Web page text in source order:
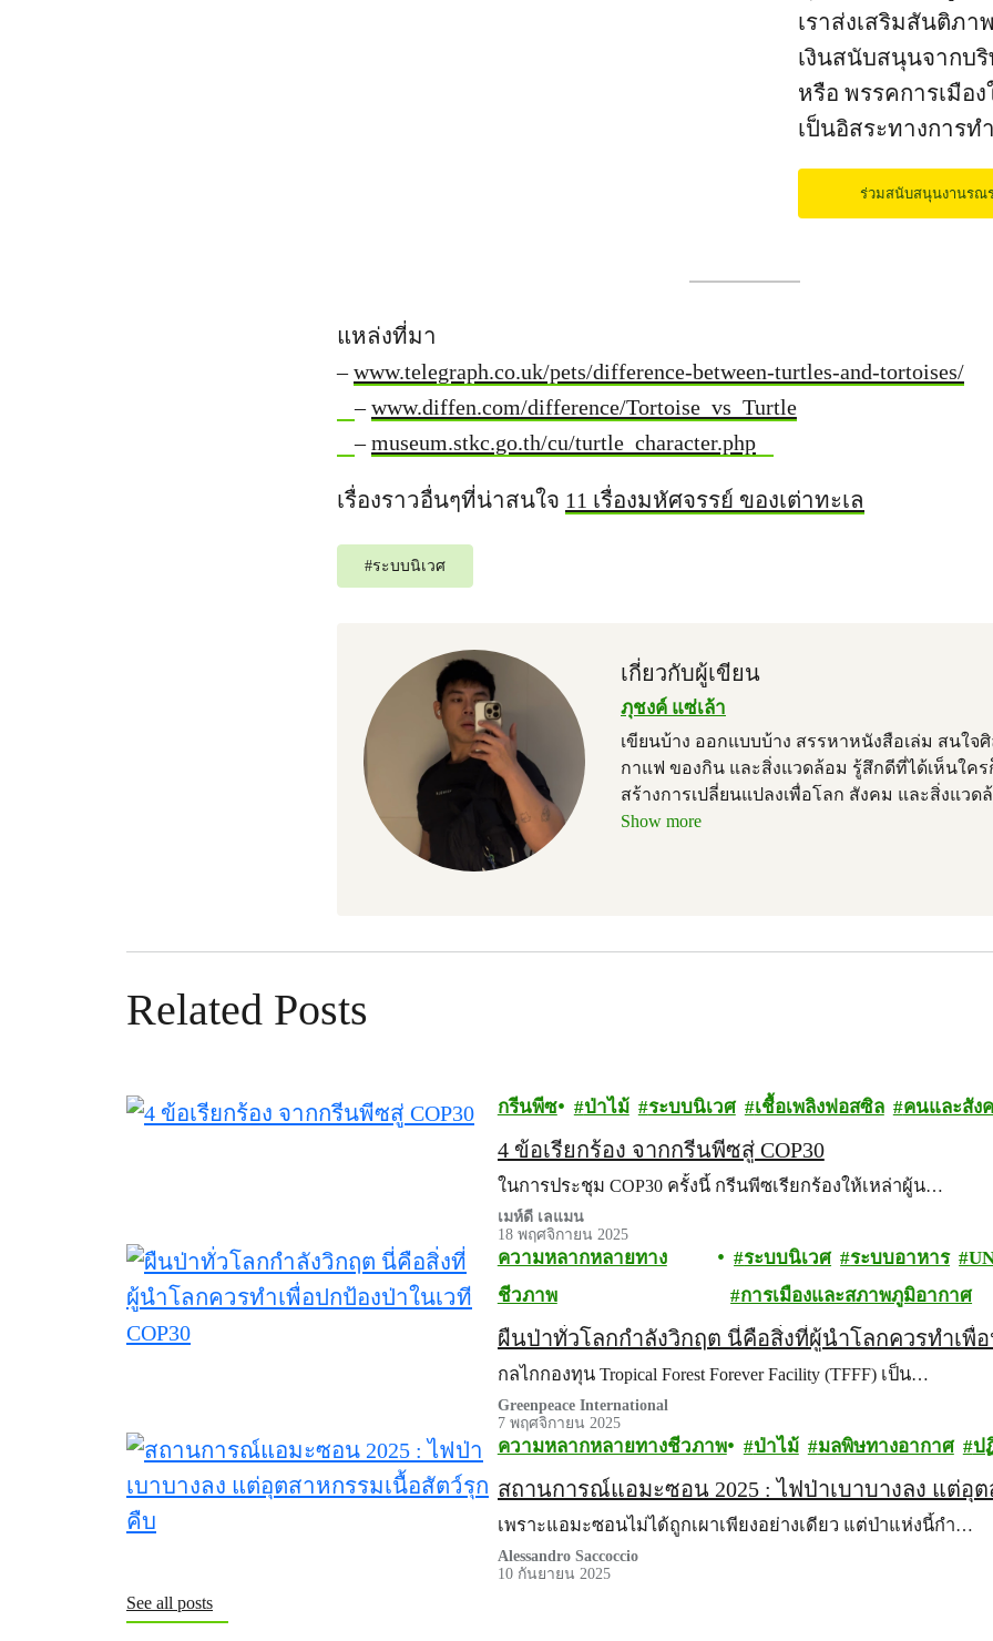
เราส่งเสริมสันติภา
เงินสนับสนุนจากบ
หรือ พรรคการเมือ
เป็นอิสระทางการท
ร่วมสนับสนุนงานรณร
แหล่งที่มา
–www.telegraph.co.uk/pets/difference-between-turtles-and-tortoises/
–www.diffen.com/difference/Tortoise_vs_Turtle
–museum.stkc.go.th/cu/turtle_character.php
เรื่องราวอื่นๆที่น่าสนใจ 11 เรื่องมหัศจรรย์ ของเต่าทะเล
#ระบบนิเวศ
เกี่ยวกับผู้เขียน
ภุชงค์ แซ่เล้า
เขียนบ้าง ออกแบบบ้าง สรรหาหนังสือเล่ม สนใจ
กาแฟ ของกิน และสิ่งแวดล้อม รู้สึกดีที่ได้เห็นใค
สร้างการเปลี่ยนแปลงเพื่อโลก สังคม และสิ่งแวด
Show more
Related Posts
กรีนพีซ ป่าไม้ ระบบนิเวศ เชื้อเพลิงฟอสซิล คนและสัง
4 ข้อเรียกร้อง จากกรีนพีซสู่ COP30
ในการประชุม COP30 ครั้งนี้ กรีนพีซเรียกร้องให้เหล่าผู้น…
เมห์ดี เลแมน
18 พฤศจิกายน 2025
ความหลากหลายทาง
ชีวภาพ
ระบบนิเวศ ระบบอาหาร
การเมืองและสภาพภูมิอากาศ
ผืนป่าทั่วโลกกำลังวิกฤต นี่คือสิ่งที่ผู้นำโลกควรทำเพื่อ
กลไกกองทุน Tropical Forest Forever Facility (TFFF) เป็น…
Greenpeace International
7 พฤศจิกายน 2025
ความหลากหลายทางชีวภาพ ป่าไม้ มลพิษทางอากาศ ป
สถานการณ์แอมะซอน 2025 : ไฟป่าเบาบางลง แต่อุ
เพราะแอมะซอนไม่ได้ถูกเผาเพียงอย่างเดียว แต่ป่าแห่งนี้กำ…
Alessandro Saccoccio
10 กันยายน 2025
See all posts